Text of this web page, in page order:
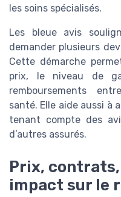
les soins spécialisés.
Les bleue avis
demander plusieurs
Cette démarche
prix, le niveau de
remboursements
santé. Elle aide aussi à
tenant compte des
d’autres assurés.
Prix,
impact sur le